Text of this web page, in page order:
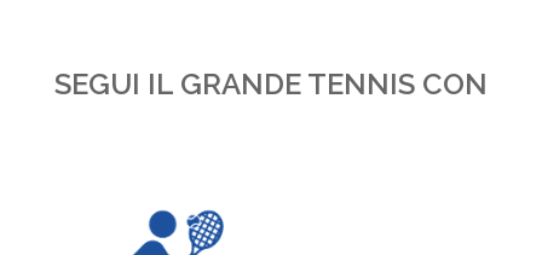
SEGUI IL GRANDE TENNIS CON